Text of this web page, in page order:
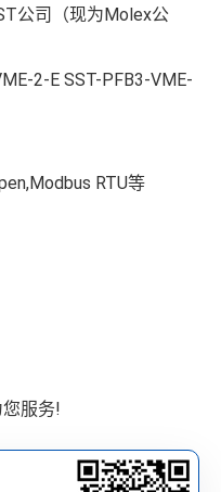
公司（现为Molex公
2-E SST-PFB3-VME-
RTU等
服务!